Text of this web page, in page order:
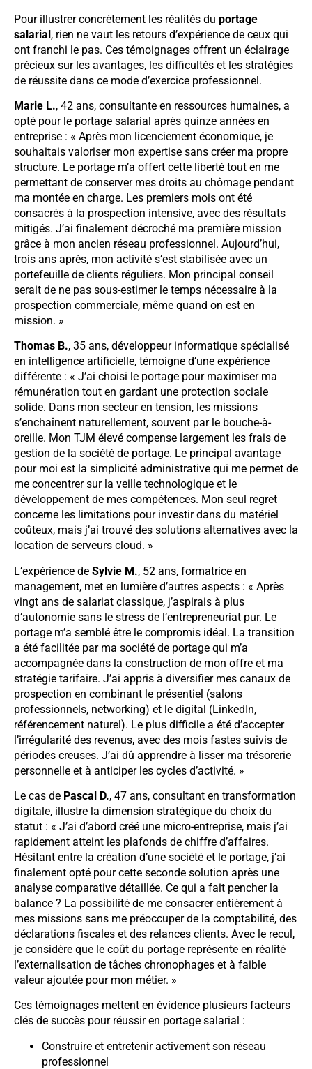
Pour illustrer concrètement les réalités du portage
salarial, rien ne vaut les retours d’expérience de ceux qui
ont franchi le pas. Ces témoignages offrent un éclairage
précieux sur les avantages, les difficultés et les stratégies
de réussite dans ce mode d’exercice professionnel.
Marie L., 42 ans, consultante en ressources humaines, a
opté pour le portage salarial après quinze années en
entreprise : « Après mon licenciement économique, je
souhaitais valoriser mon expertise sans créer ma propre
structure. Le portage m’a offert cette liberté tout en me
permettant de conserver mes droits au chômage pendant
ma montée en charge. Les premiers mois ont été
consacrés à la prospection intensive, avec des résultats
mitigés. J’ai finalement décroché ma première mission
grâce à mon ancien réseau professionnel. Aujourd’hui,
trois ans après, mon activité s’est stabilisée avec un
portefeuille de clients réguliers. Mon principal conseil
serait de ne pas sous-estimer le temps nécessaire à la
prospection commerciale, même quand on est en
mission. »
Thomas B., 35 ans, développeur informatique spécialisé
en intelligence artificielle, témoigne d’une expérience
différente : « J’ai choisi le portage pour maximiser ma
rémunération tout en gardant une protection sociale
solide. Dans mon secteur en tension, les missions
s’enchaînent naturellement, souvent par le bouche-à-
oreille. Mon TJM élevé compense largement les frais de
gestion de la société de portage. Le principal avantage
pour moi est la simplicité administrative qui me permet de
me concentrer sur la veille technologique et le
développement de mes compétences. Mon seul regret
concerne les limitations pour investir dans du matériel
coûteux, mais j’ai trouvé des solutions alternatives avec la
location de serveurs cloud. »
L’expérience de Sylvie M., 52 ans, formatrice en
management, met en lumière d’autres aspects : « Après
vingt ans de salariat classique, j’aspirais à plus
d’autonomie sans le stress de l’entrepreneuriat pur. Le
portage m’a semblé être le compromis idéal. La transition
a été facilitée par ma société de portage qui m’a
accompagnée dans la construction de mon offre et ma
stratégie tarifaire. J’ai appris à diversifier mes canaux de
prospection en combinant le présentiel (salons
professionnels, networking) et le digital (LinkedIn,
référencement naturel). Le plus difficile a été d’accepter
l’irrégularité des revenus, avec des mois fastes suivis de
périodes creuses. J’ai dû apprendre à lisser ma trésorerie
personnelle et à anticiper les cycles d’activité. »
Le cas de Pascal D., 47 ans, consultant en transformation
digitale, illustre la dimension stratégique du choix du
statut : « J’ai d’abord créé une micro-entreprise, mais j’ai
rapidement atteint les plafonds de chiffre d’affaires.
Hésitant entre la création d’une société et le portage, j’ai
finalement opté pour cette seconde solution après une
analyse comparative détaillée. Ce qui a fait pencher la
balance ? La possibilité de me consacrer entièrement à
mes missions sans me préoccuper de la comptabilité, des
déclarations fiscales et des relances clients. Avec le recul,
je considère que le coût du portage représente en réalité
l’externalisation de tâches chronophages et à faible
valeur ajoutée pour mon métier. »
Ces témoignages mettent en évidence plusieurs facteurs
clés de succès pour réussir en portage salarial :
Construire et entretenir activement son réseau
professionnel